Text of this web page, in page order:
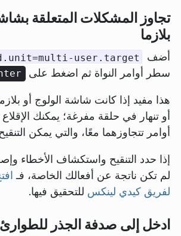
تجاوز المشكلات المتعلقة
بلازما
أضف user.target
سطر أوامر النواة ثم اضغط على
هذا مفيد إذا كانت شاشة الولوج أو
أو تنهار في حلقة مفرغة؛ يمكنك
أوامر تتجاوزهما معًا، والتي يمكن
إذا حدد التنقيح واستكشاف الأخطاء
لم تكن ناتجة عن أفعالك الخاصة، فـ
لفريق كيدي لينكس للتحقيق فيها.
ادخل إلى صدفة الجذر للطوارئ